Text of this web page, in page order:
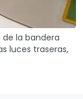
de la bandera
luces traseras,